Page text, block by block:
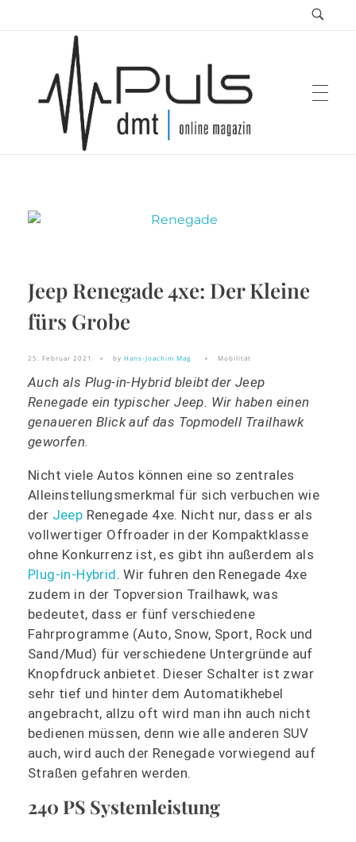
Puls Magazin
Zukunft der Mobilität
Jeep Renegade 4xe: Der Kleine
fürs Grobe
25. Februar 2021 by Hans-Joachim Mag Mobilität
Auch als Plug-in-Hybrid bleibt der Jeep
Renegade ein typischer Jeep. Wir haben einen
genaueren Blick auf das Topmodell Trailhawk
geworfen.
Nicht viele Autos können eine so zentrales
Alleinstellungsmerkmal für sich verbuchen wie
der Jeep Renegade 4xe. Nicht nur, dass er als
vollwertiger Offroader in der Kompaktklasse
ohne Konkurrenz ist, es gibt ihn außerdem als
Plug-in-Hybrid. Wir fuhren den Renegade 4xe
zudem in der Topversion Trailhawk, was
bedeutet, dass er fünf verschiedene
Fahrprogramme (Auto, Snow, Sport, Rock und
Sand/Mud) für verschiedene Untergründe auf
Knopfdruck anbietet. Dieser Schalter ist zwar
sehr tief und hinter dem Automatikhebel
angebracht, allzu oft wird man ihn auch nicht
bedienen müssen, denn wie alle anderen SUV
auch, wird auch der Renegade vorwiegend auf
Straßen gefahren werden.
240 PS Systemleistung